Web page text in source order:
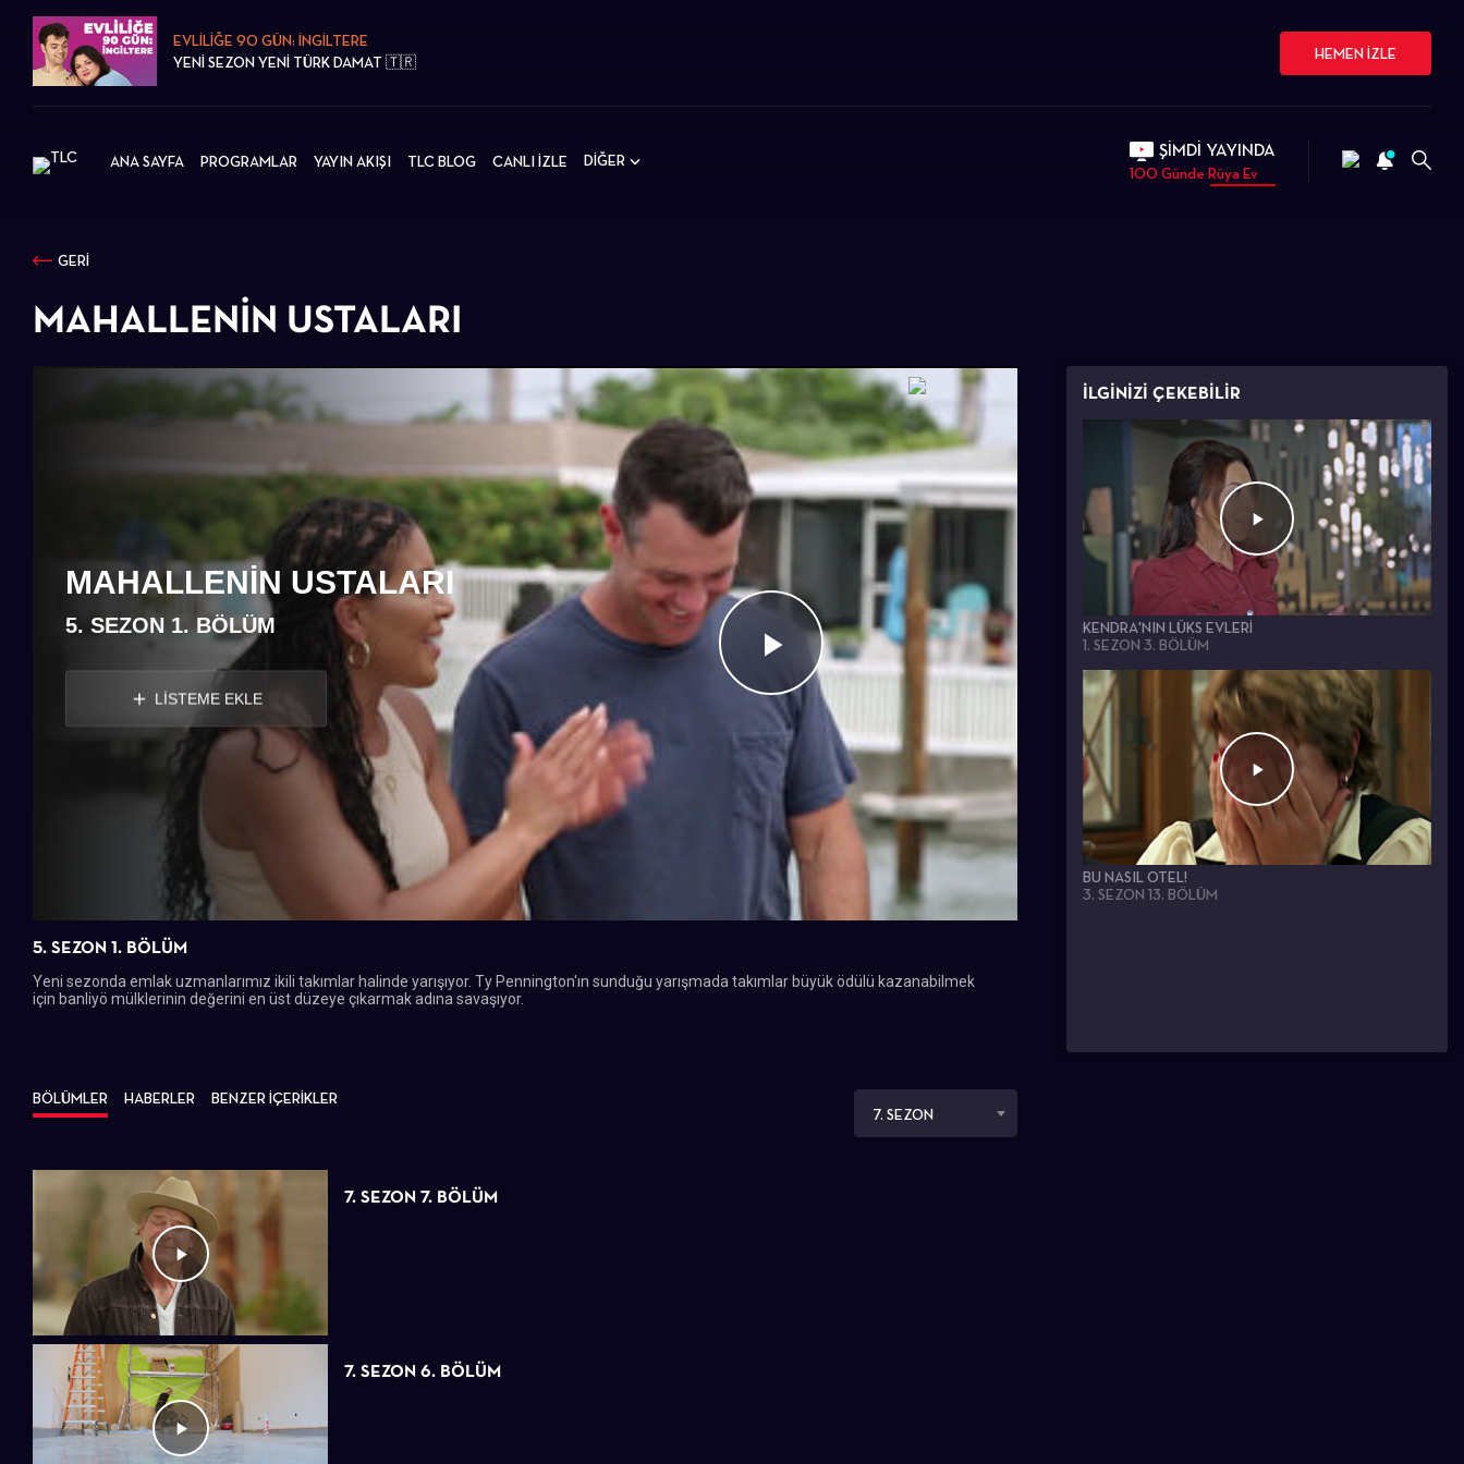
EVLİLİĞE 90 GÜN: İNGİLTERE
YENİ SEZON YENİ TÜRK DAMAT 🇹🇷
HEMEN İZLE
ANA SAYFA PROGRAMLAR YAYIN AKIŞI TLC BLOG CANLI İZLE DİĞER ŞİMDİ YAYINDA
100 Günde Rüya Ev
GERİ
MAHALLENIN USTALARI
Videoyu
Oynat
MAHALLENIN USTALARI
5. SEZON 1. BÖLÜM
LİSTEME EKLE
5. SEZON 1. BÖLÜM
Yeni sezonda emlak uzmanlarımız ikili takımlar halinde yarışıyor. Ty Pennington'ın sunduğu yarışmada takımlar büyük ödülü kazanabilmek
için banliyö mülklerinin değerini en üst düzeye çıkarmak adına savaşıyor.
BÖLÜMLER HABERLER
BENZER İÇERİKLER
7. SEZON
7. SEZON 7. BÖLÜM
7. SEZON 6. BÖLÜM
İLGİNİZİ ÇEKEBİLİR
KENDRA'NIN LÜKS EVLERI
1. SEZON 3. BÖLÜM
BU NASIL OTEL!
3. SEZON 13. BÖLÜM